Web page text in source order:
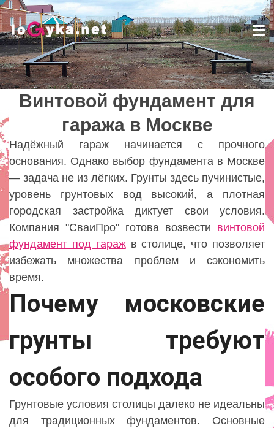
Винтовой фундамент для
гаража в Москве
Lady
Винтовой фундамент для
гаража в Москве
Надёжный гараж начинается с прочного
основания. Однако выбор фундамента в Москве
— задача не из лёгких. Грунты здесь пучинистые,
уровень грунтовых вод высокий, а плотная
городская застройка диктует свои условия.
Компания "СваиПро" готова возвести винтовой
фундамент под гаражв столице, что позволяет
избежать множества проблем и сэкономить
время.
Почему московские
грунты требуют
особого подхода
Грунтовые условия столицы далеко не идеальны
для традиционных фундаментов. Основные